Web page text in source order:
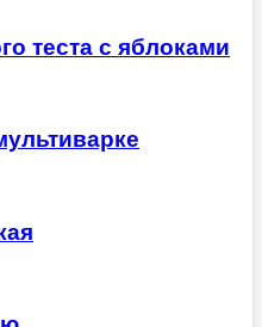
теста с яблоками